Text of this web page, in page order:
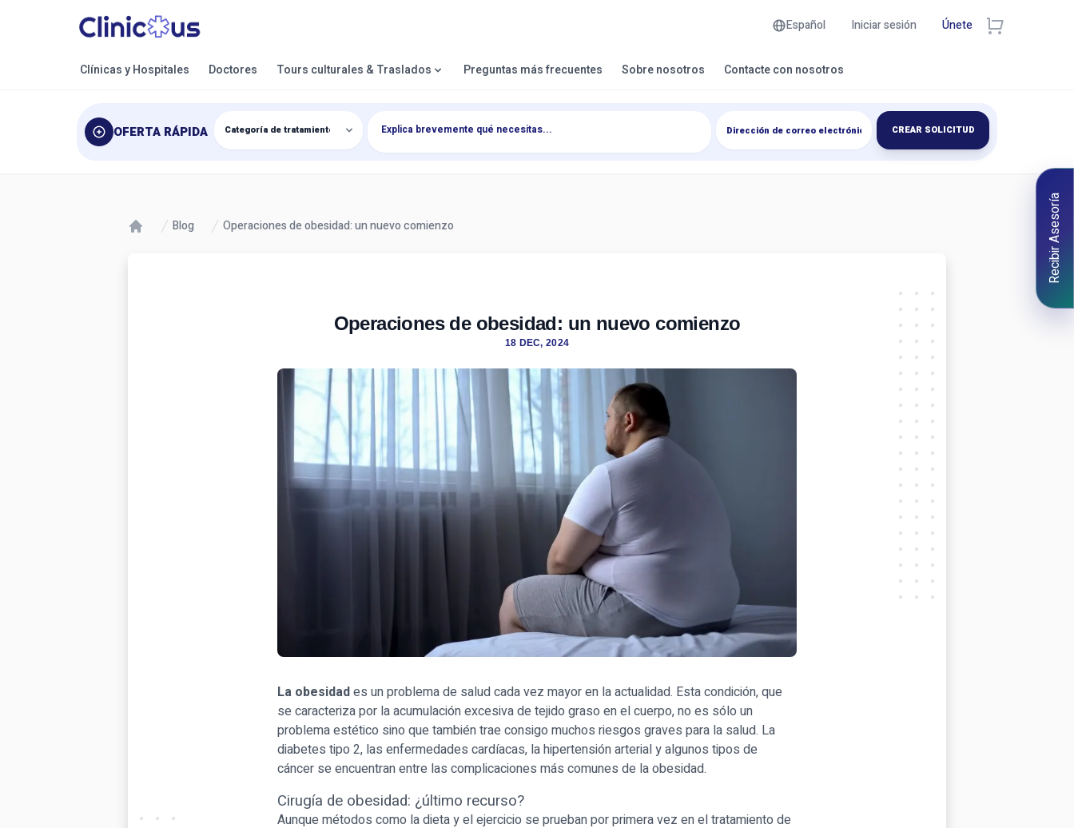
Español Iniciar sesión Únete
Clínicas y Hospitales Doctores Tours culturales & Traslados Preguntas más frecuentes Sobre nosotros Contacte con nosotros
OFERTA RÁPIDA CREAR SOLICITUD
Recibir Asesoría
Blog Operaciones de obesidad: un nuevo comienzo
Operaciones de obesidad: un nuevo comienzo
18 DEC, 2024
La obesidades un problema de salud cada vez mayor en la actualidad. Esta condición, que
se caracteriza por la acumulación excesiva de tejido graso en el cuerpo, no es sólo un
problema estético sino que también trae consigo muchos riesgos graves para la salud. La
diabetes tipo 2, las enfermedades cardíacas, la hipertensión arterial y algunos tipos de
cáncer se encuentran entre las complicaciones más comunes de la obesidad.
Cirugía de obesidad: ¿último recurso?
Aunque métodos como la dieta y el ejercicio se prueban por primera vez en el tratamiento de